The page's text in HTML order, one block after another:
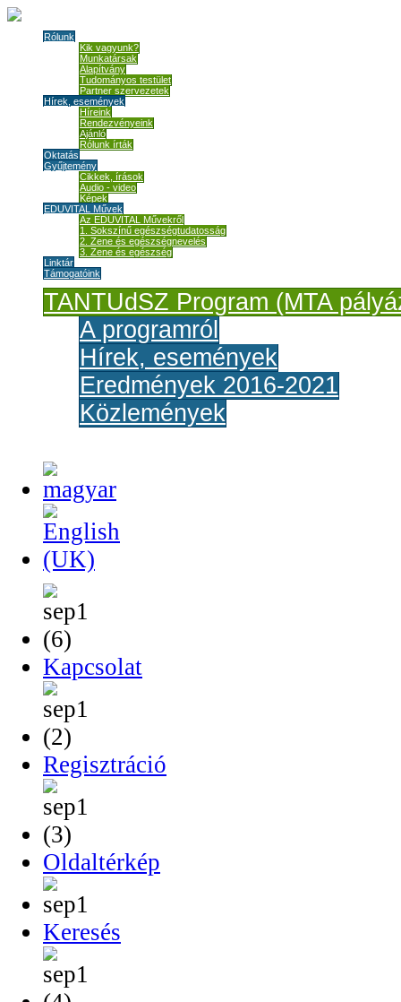
Rólunk
Kik vagyunk?
Munkatársak
Alapítvány
Tudományos testület
Partner szervezetek
Hírek, események
Híreink
Rendezvényeink
Ajánló
Rólunk írták
Oktatás
Gyűjtemény
Cikkek, írások
Audio - video
Képek
EDUVITAL Művek
Az EDUVITAL Művekről
1. Sokszínű egészségtudatosság
2. Zene és egészségnevelés
3. Zene és egészség
Linktár
Támogatóink
TANTUdSZ Program (MTA
A programról
Hírek, események
Eredmények 2016-2021
Közlemények
Kapcsolat
Regisztráció
Oldaltérkép
Keresés